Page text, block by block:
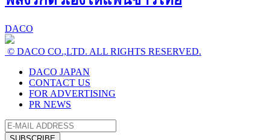
DACO
© DACO CO.,LTD. ALL RIGHTS RESERVED.
DACO JAPAN
CONTACT US
FOR ADVERTISING
PR NEWS